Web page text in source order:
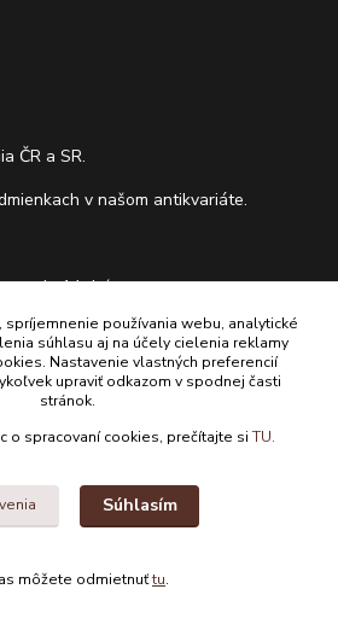
ČR a SR.
v našom antikvariáte.
do 14 dní.
spríjemnenie používania webu, analytické
súhlasu aj na účely cielenia reklamy
Nastavenie vlastných preferencií
upraviť odkazom v spodnej časti
stránok.
o spracovaní cookies, prečítajte siTU.
Súhlasím
môžete odmietnuťtu.